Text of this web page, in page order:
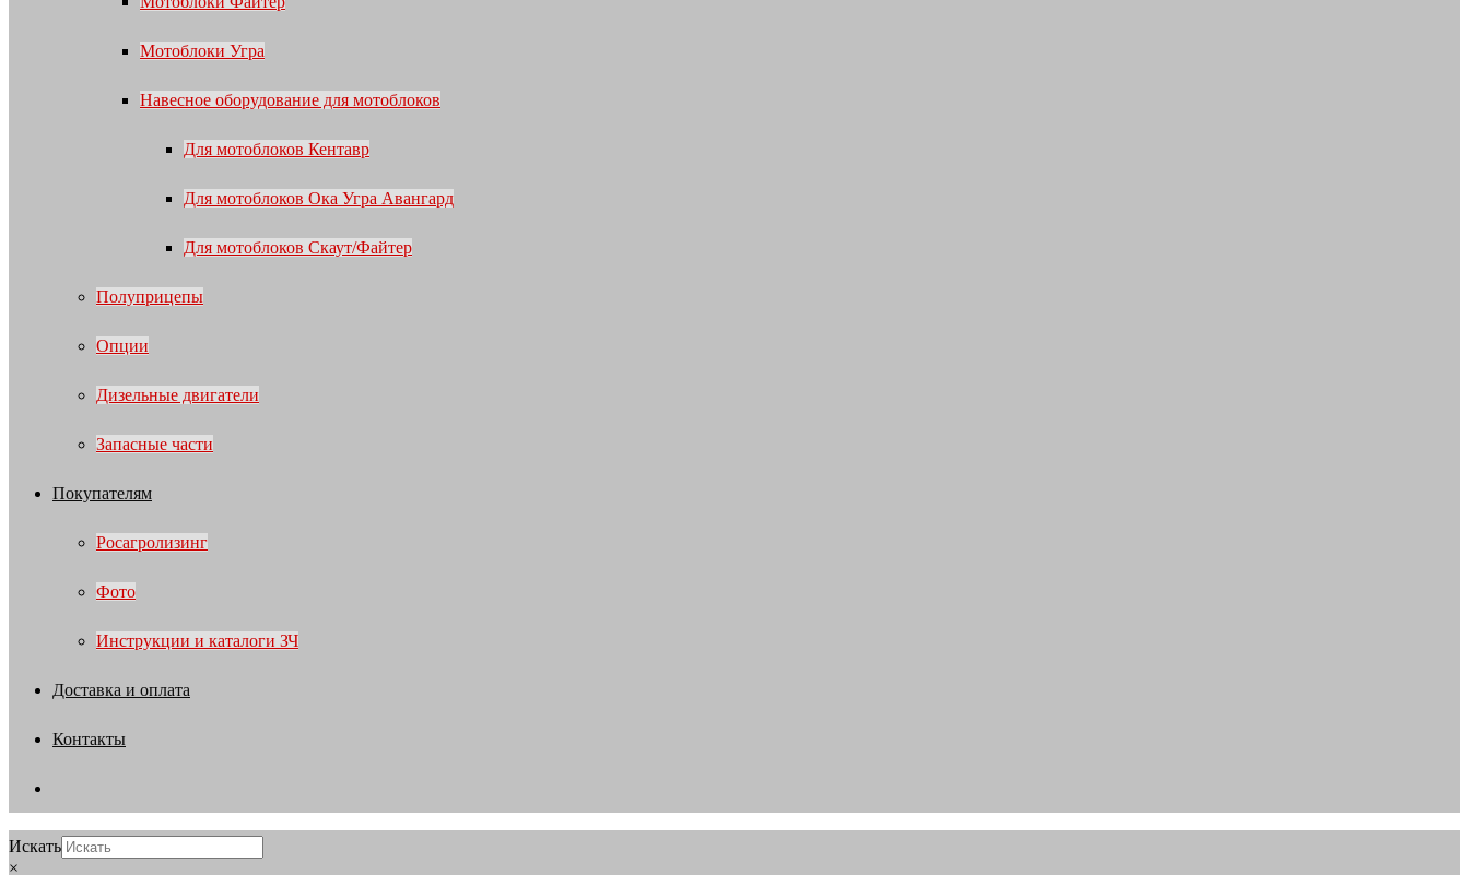
Мотоблоки Угра
Навесное оборудование для мотоблоков
Для мотоблоков Кентавр
Для мотоблоков Ока Угра Авангард
Для мотоблоков Скаут/Файтер
Полуприцепы
Опции
Дизельные двигатели
Запасные части
Покупателям
Росагролизинг
Фото
Инструкции и каталоги ЗЧ
Доставка и оплата
Контакты
Искать
×